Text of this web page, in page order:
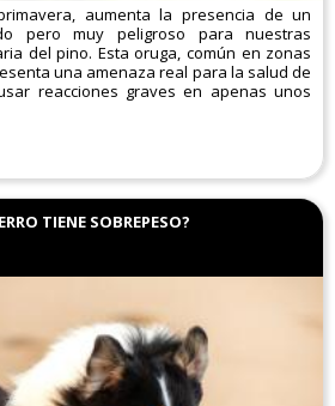
aumenta la presencia de un
pero muy peligroso para nuestras
del pino. Esta oruga, común en zonas
una amenaza real para la salud de
reacciones graves en apenas unos
TIENE SOBREPESO?